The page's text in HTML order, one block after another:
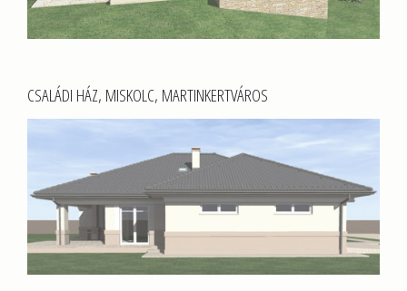
CSALÁDI HÁZ, MISKOLC, MARTINKERTVÁROS